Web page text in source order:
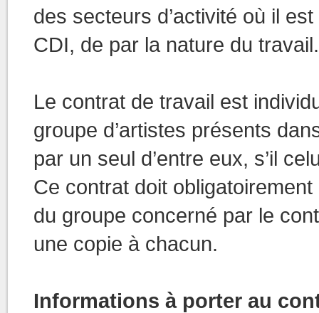
des secteurs d’activité où il
CDI, de par la nature du
Le contrat de travail est
groupe d’artistes présents
par un seul d’entre eux, s’il
Ce contrat doit
du groupe concerné par le
une copie à chacun.
Informations à porter au